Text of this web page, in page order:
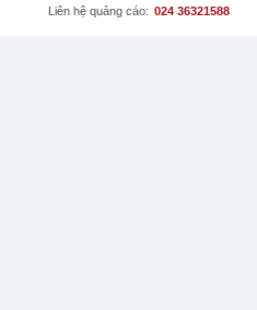
Liên hệ quảng cáo: 024 36321588